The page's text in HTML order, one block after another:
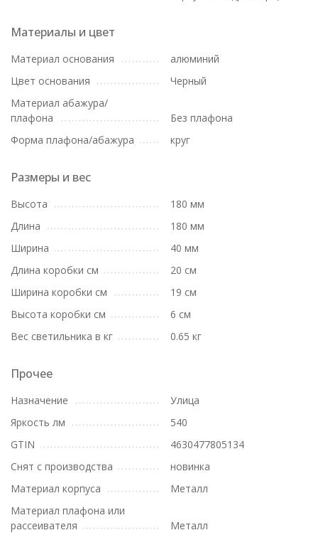
Материалы и цвет
Материал основания
алюминий
Цвет основания
Черный
Материал абажура/
плафона
Без плафона
Форма плафона/абажура
круг
Размеры и вес
Высота
180 мм
Длина
180 мм
Ширина
40 мм
Длина коробки см
20 см
Ширина коробки см
19 см
Высота коробки см
6 см
Вес светильника в кг
0.65 кг
Прочее
Назначение
Улица
Яркость лм
540
GTIN
4630477805134
Снят с производства
новинка
Материал корпуса
Металл
Материал плафона или
рассеивателя
Металл